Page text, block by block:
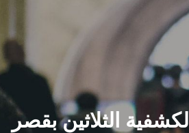
الثلاثين بقصر